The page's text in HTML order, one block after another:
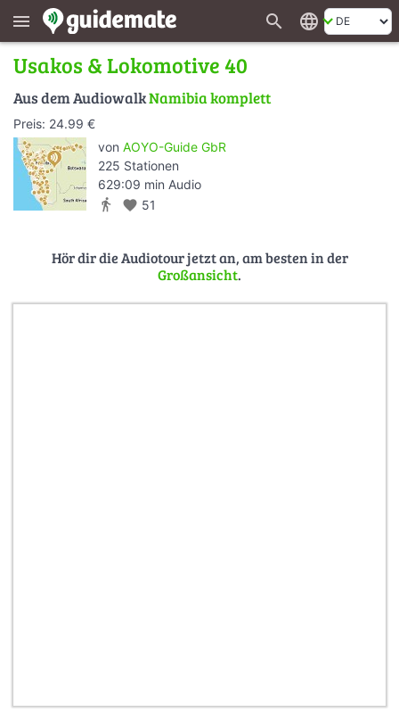
menu search language
Usakos & Lokomotive 40
Aus dem AudiowalkNamibia komplett
Preis: 24.99 €
von AOYO-Guide GbR
225 Stationen
629:09 min Audio
directions_walk favorite 51
Hör dir die Audiotour jetzt an, am besten in der
Großansicht.